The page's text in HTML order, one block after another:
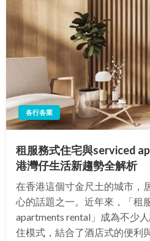
各行各業
租服務式住宅與serviced
港灣仔生活新趨勢全解析
在香港這個寸金尺土的城市，
心的話題之一。近年來，「租
apartments rental」成為不少
住模式，結合了酒店式的便利